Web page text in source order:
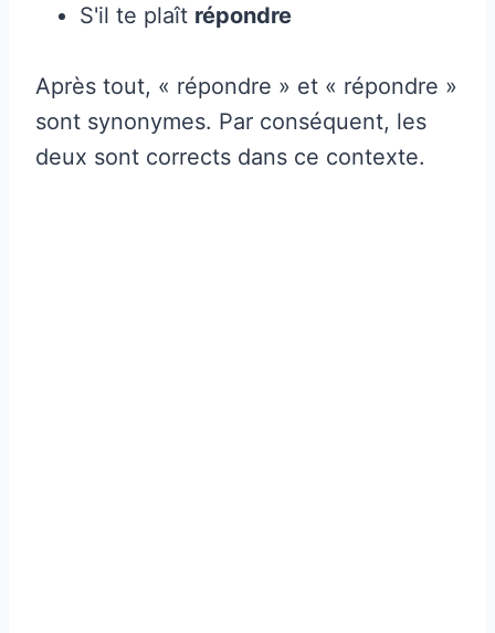
S'il te plaît répondre
Après tout, « répondre » et « répondre »
sont synonymes. Par conséquent, les
deux sont corrects dans ce contexte.